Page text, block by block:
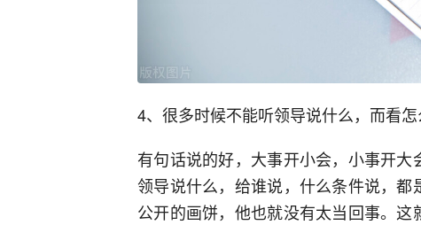
4、很多时候不能听领导说什么，而看怎
有句话说的好，大事开小会，小事开大
领导说什么，给谁说，什么条件说，
公开的画饼，他也就没有太当回事。